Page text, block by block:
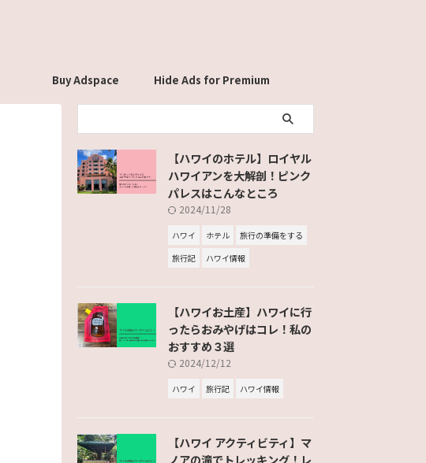
Buy Adspace Hide Ads for Premium
【ハワイのホテル】ロイヤル
ハワイアンを大解剖！ピンク
パレスはこんなところ
2024/11/28
ハワイ ホテル
旅行の準備をする
旅行記
ハワイ情報
【ハワイお土産】ハワイに行
ったらおみやげはコレ！私の
おすすめ３選
2024/12/12
ハワイ 旅行記 ハワイ情報
【ハワイ アクティビティ】マ
ノアの滝でトレッキング！レ